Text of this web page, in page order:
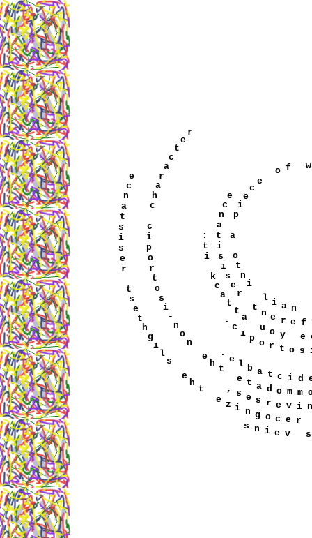
a
i
l
i
n
t
o
a
p
i
e
c
e
o f w
f
e
r
e
n
t
e
s
i
s
i
t
a
n
c
e
o
u
t
t
a
c
k
t
:
o
t
r
o
p
i
c
.
i
c
t
a
b
l
e
.
m
o
d
a
t
e
h
e
o
n
-
i
s
o
t
r
o
p
i
c
h
a
r
a
c
t
e
r
v
e
r
s
e
s
,
e
c
o
g
n
i
z
e
h
e
l
i
g
h
t
e
s
t
e
s
i
s
t
a
n
c
e
e
i
n
s